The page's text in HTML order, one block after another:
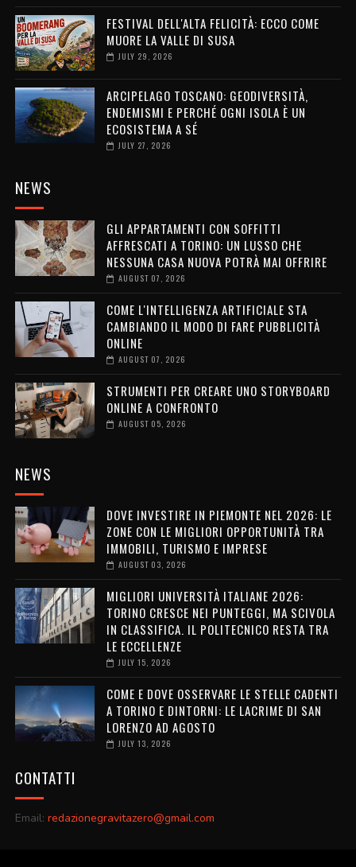
FESTIVAL DELL'ALTA FELICITÀ: ECCO COME
MUORE LA VALLE DI SUSA
JULY 29, 2026
ARCIPELAGO TOSCANO: GEODIVERSITÀ,
ENDEMISMI E PERCHÉ OGNI ISOLA È UN
ECOSISTEMA A SÉ
JULY 27, 2026
NEWS
GLI APPARTAMENTI CON SOFFITTI
AFFRESCATI A TORINO: UN LUSSO CHE
NESSUNA CASA NUOVA POTRÀ MAI OFFRIRE
AUGUST 07, 2026
COME L'INTELLIGENZA ARTIFICIALE STA
CAMBIANDO IL MODO DI FARE PUBBLICITÀ
ONLINE
AUGUST 07, 2026
STRUMENTI PER CREARE UNO STORYBOARD
ONLINE A CONFRONTO
AUGUST 05, 2026
NEWS
DOVE INVESTIRE IN PIEMONTE NEL 2026: LE
ZONE CON LE MIGLIORI OPPORTUNITÀ TRA
IMMOBILI, TURISMO E IMPRESE
AUGUST 03, 2026
MIGLIORI UNIVERSITÀ ITALIANE 2026:
TORINO CRESCE NEI PUNTEGGI, MA SCIVOLA
IN CLASSIFICA. IL POLITECNICO RESTA TRA
LE ECCELLENZE
JULY 15, 2026
COME E DOVE OSSERVARE LE STELLE CADENTI
A TORINO E DINTORNI: LE LACRIME DI SAN
LORENZO AD AGOSTO
JULY 13, 2026
CONTATTI
Email: redazionegravitazero@gmail.com